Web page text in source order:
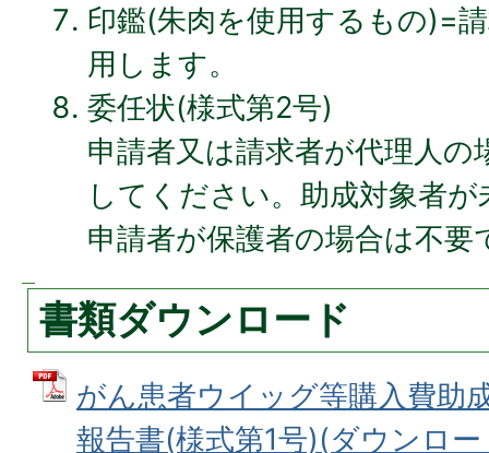
印鑑(朱肉を使用するもの)=
用します。
委任状(様式第2号)
申請者又は請求者が代理人
してください。助成対象者
申請者が保護者の場合は不要
書類ダウンロード
がん患者ウイッグ等購入費助
報告書(様式第1号)(ダウンロ